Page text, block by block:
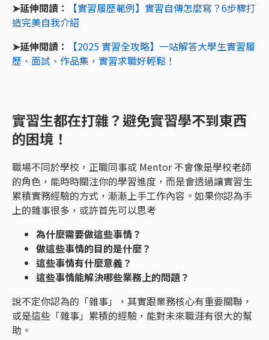
➤延伸閱讀：
【實習履歷範例】實習自傳怎麼寫？6步驟打
造完美自我介紹
➤延伸閱讀：
【2025 實習全攻略】一站解答大學生實習履
歷、面試、作品集，實習求職好輕鬆！
實習生都在打雜？避免實習學不到東西
的困境！
職場不同於學校，正職同事或 Mentor 不會像是學校老師
的角色，能時時關注你的學習進度，而是會透過讓實習生
累積實務經驗的方式，漸漸上手工作內容。如果你認為手
上的雜事很多，或許首先可以思考
為什麼需要做這些事情？
做這些事情的目的是什麼？
這些事情有什麼意義？
這些事情能解決哪些業務上的問題？
說不定你認為的「雜事」，其實跟業務核心有重要關聯，
或是這些「雜事」累積的經驗，能對未來職涯有很大的幫
助。